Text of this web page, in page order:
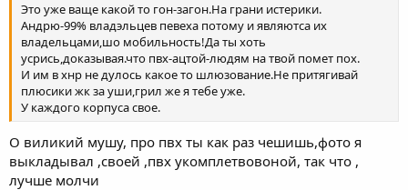
Это уже ваще какой то гон-загон.На грани истерики.
Андрю-99% владэльцев певеха потому и являютса их
владельцами,шо мобильность!Да ты хоть
усрись,доказывая.что пвх-ацтой-людям на твой помет пох.
И им в хнр не дулось какое то шлюзование.Не притягивай
плюсики жк за уши,грил же я тебе уже.
У каждого корпуса свое.
О виликий мушу, про пвх ты как раз чешишь,фото я
выкладывал ,своей ,пвх укомплетвовоной, так что ,
лучше молчи